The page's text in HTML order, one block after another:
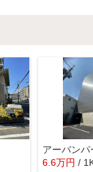
アーバンパ
6.6万円 /